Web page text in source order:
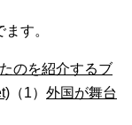
す。
のを紹介するブ
（1） 外国が舞台